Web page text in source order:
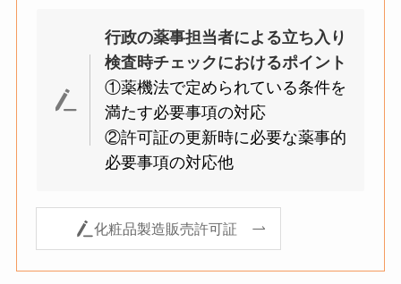
行政の薬事担当者による立ち入り
検査時チェックにおけるポイント
①薬機法で定められている条件を
満たす必要事項の対応
②許可証の更新時に必要な薬事的
必要事項の対応他
化粧品製造販売許可証